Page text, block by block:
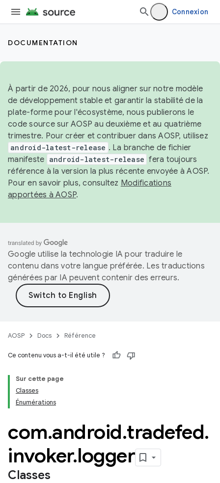
Connexion
DOCUMENTATION
À partir de 2026, pour nous aligner sur notre modèle
de développement stable et garantir la stabilité de la
plate-forme pour l'écosystème, nous publierons le
code source sur AOSP au deuxième et au quatrième
trimestre. Pour créer et contribuer dans AOSP, utilisez
android-latest-release . La branche de fichier
manifeste android-latest-release fera toujours
référence à la version la plus récente envoyée à AOSP.
Pour en savoir plus, consultez Modifications
apportées à AOSP.
Google utilise la technologie IA pour traduire le
contenu dans votre langue préférée. Les traductions
générées par IA peuvent contenir des erreurs.
AOSP Docs Référence
Ce contenu vous a-t-il été utile ?
Sur cette page
Classes
Énumérations
com.android.tradefed.
invoker.logger
Classes